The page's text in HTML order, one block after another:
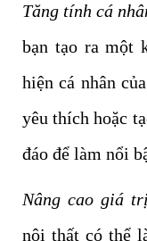
Tăng tính cá
bạn tạo ra một
hiện cá nhân
yêu thích hoặc
đáo để làm nổi
Nâng cao giá
nội thất có thể